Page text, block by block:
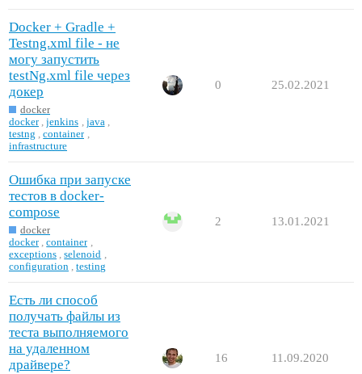
Docker + Gradle +
Testng.xml file - не
могу запустить
testNg.xml file через
докер
docker
docker ,jenkins java
testng
,container
infrastructure
0 25.02.2021
Ошибка при запуске
тестов в docker-
compose
docker
docker ,container
exceptions ,selenoid
configuration
,testing
2 13.01.2021
Есть ли способ
получать файлы из
теста выполняемого
на удаленном
драйвере?
16 11.09.2020